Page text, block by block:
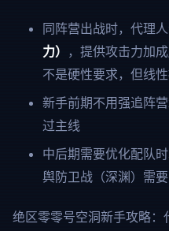
同阵营出战时，代理
力）
，提供攻击力加
不是硬性要求，但线
新手前期不用强追阵
过主线
中后期需要优化配队
舆防卫战（深渊）需
绝区零零号空洞新手攻略